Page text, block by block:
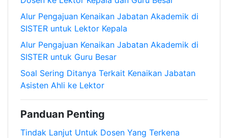
Alur Pengajuan Kenaikan Jabatan Akademik di
SISTER untuk Lektor Kepala
Alur Pengajuan Kenaikan Jabatan Akademik di
SISTER untuk Guru Besar
Soal Sering Ditanya Terkait Kenaikan Jabatan
Asisten Ahli ke Lektor
Panduan Penting
Tindak Lanjut Untuk Dosen Yang Terkena